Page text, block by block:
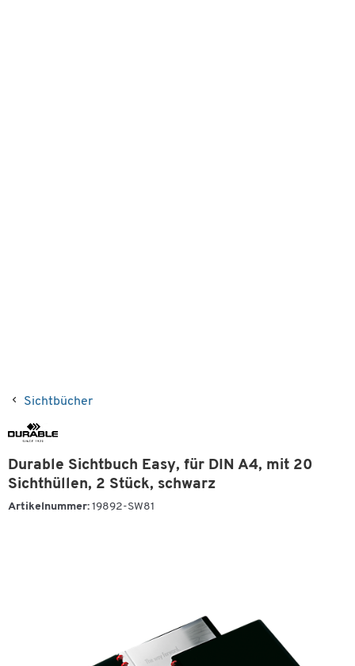
Sichtbücher
Durable Sichtbuch Easy, für DIN A4, mit 20
Sichthüllen, 2 Stück, schwarz
Artikelnummer: 19892-SW81